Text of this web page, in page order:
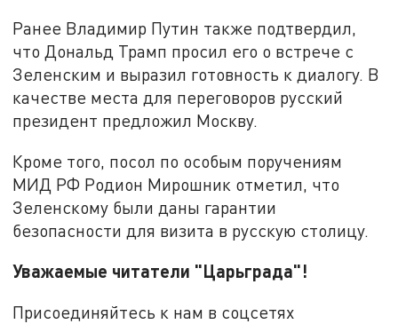
Ранее Владимир Путин также подтвердил,
что Дональд Трамп просил его о встрече с
Зеленским и выразил готовность к диалогу. В
качестве места для переговоров русский
президент предложил Москву.
Кроме того, посол по особым поручениям
МИД РФ Родион Мирошник отметил, что
Зеленскому были даны гарантии
безопасности для визита в русскую столицу.
Уважаемые читатели "Царьграда"!
Присоединяйтесь к нам в соцсетях